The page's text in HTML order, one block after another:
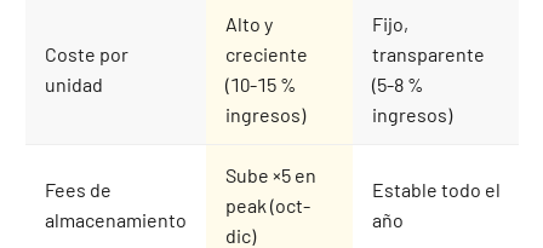
Coste por
unidad
Alto y
creciente
(10-15 %
ingresos)
Fijo,
transparente
(5-8 %
ingresos)
Fees de
almacenamiento
Sube ×5 en
peak (oct-
dic)
Estable todo el
año